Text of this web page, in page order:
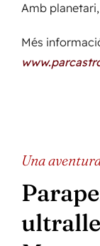
Amb
Més
Una